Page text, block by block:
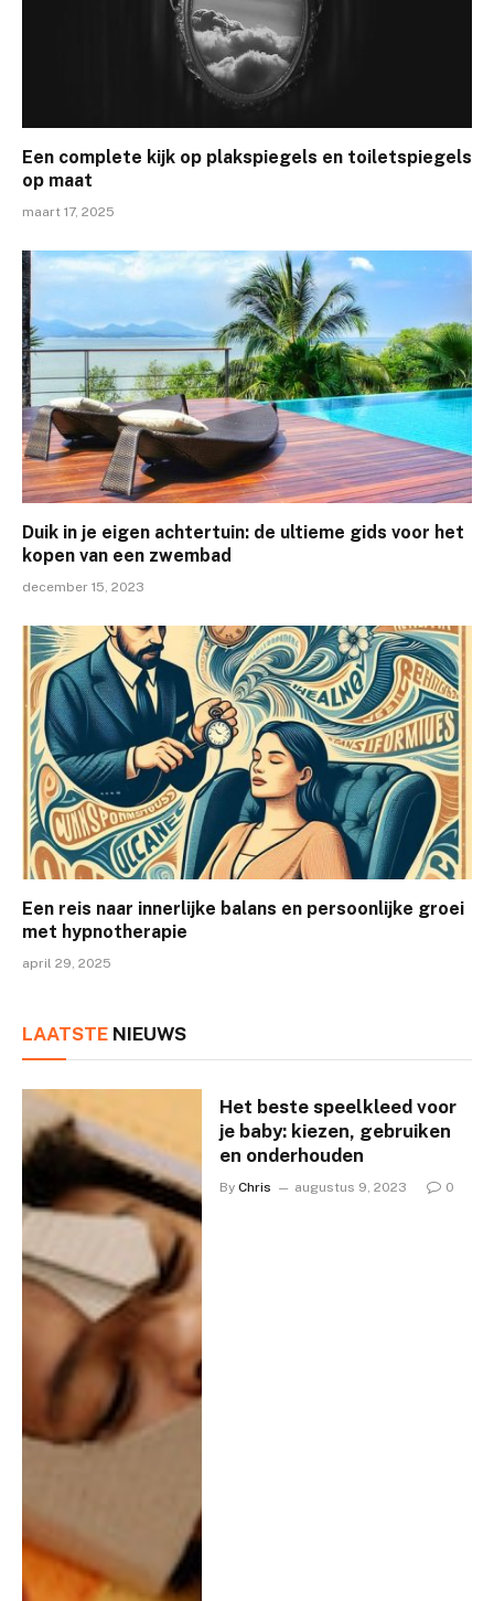
Een complete kijk op plakspiegels en toiletspiegels
op maat
maart 17, 2025
Duik in je eigen achtertuin: de ultieme gids voor het
kopen van een zwembad
december 15, 2023
Een reis naar innerlijke balans en persoonlijke groei
met hypnotherapie
april 29, 2025
LAATSTE NIEUWS
Het beste speelkleed voor
je baby: kiezen, gebruiken
en onderhouden
By Chris augustus 9, 2023 0